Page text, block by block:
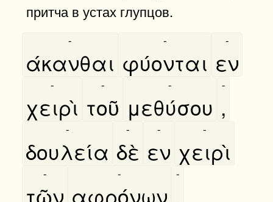
притча в устах глупцов.
άκανθαι
-
φύονται
-
εν
-
χειρὶ
-
τοῦ
-
μεθύσου
-
,
-
δουλεία
-
δὲ
-
εν
-
χειρὶ
-
τῶν
-
αφρόνων
-
.
-